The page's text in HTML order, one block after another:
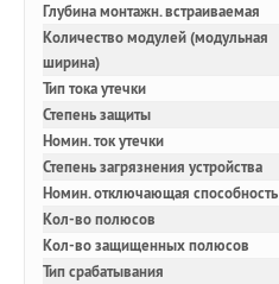
Глубина монтажн. встраиваемая
Количество модулей (модульная
ширина)
Тип тока утечки
Степень защиты
Номин. ток утечки
Степень загрязнения устройства
Номин. отключающая способность
Кол-во полюсов
Кол-во защищенных полюсов
Тип срабатывания